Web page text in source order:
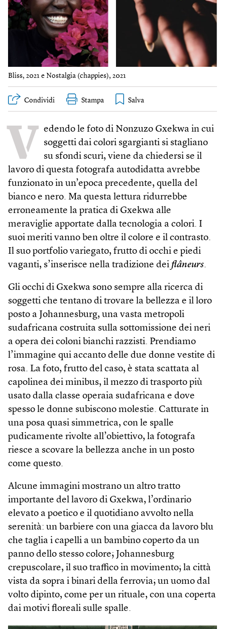
Bliss, 2021 e Nostalgia (chappies), 2021
Condividi Stampa
V edendo le foto di Nonzuzo Gxekwa in cui
soggetti dai colori sgargianti si stagliano
su sfondi scuri, viene da chiedersi se il
lavoro di questa fotografa autodidatta avrebbe
funzionato in un’epoca precedente, quella del
bianco e nero. Ma questa lettura ridurrebbe
erroneamente la pratica di Gxekwa alle
meraviglie apportate dalla tecnologia a colori. I
suoi meriti vanno ben oltre il colore e il contrasto.
Il suo portfolio variegato, frutto di occhi e piedi
vaganti, s’inserisce nella tradizione dei flâneurs.
Gli occhi di Gxekwa sono sempre alla ricerca di
soggetti che tentano di trovare la bellezza e il loro
posto a Johannesburg, una vasta metropoli
sudafricana costruita sulla sottomissione dei neri
a opera dei coloni bianchi razzisti. Prendiamo
l’immagine qui accanto delle due donne vestite di
rosa. La foto, frutto del caso, è stata scattata al
capolinea dei minibus, il mezzo di trasporto più
usato dalla classe operaia sudafricana e dove
spesso le donne subiscono molestie. Catturate in
una posa quasi simmetrica, con le spalle
pudicamente rivolte all’obiettivo, la fotografa
riesce a scovare la bellezza anche in un posto
come questo.
Alcune immagini mostrano un altro tratto
importante del lavoro di Gxekwa, l’ordinario
elevato a poetico e il quotidiano avvolto nella
serenità: un barbiere con una giacca da lavoro blu
che taglia i capelli a un bambino coperto da un
panno dello stesso colore; Johannesburg
crepuscolare, il suo traffico in movimento; la città
vista da sopra i binari della ferrovia; un uomo dal
volto dipinto, come per un rituale, con una coperta
dai motivi floreali sulle spalle.